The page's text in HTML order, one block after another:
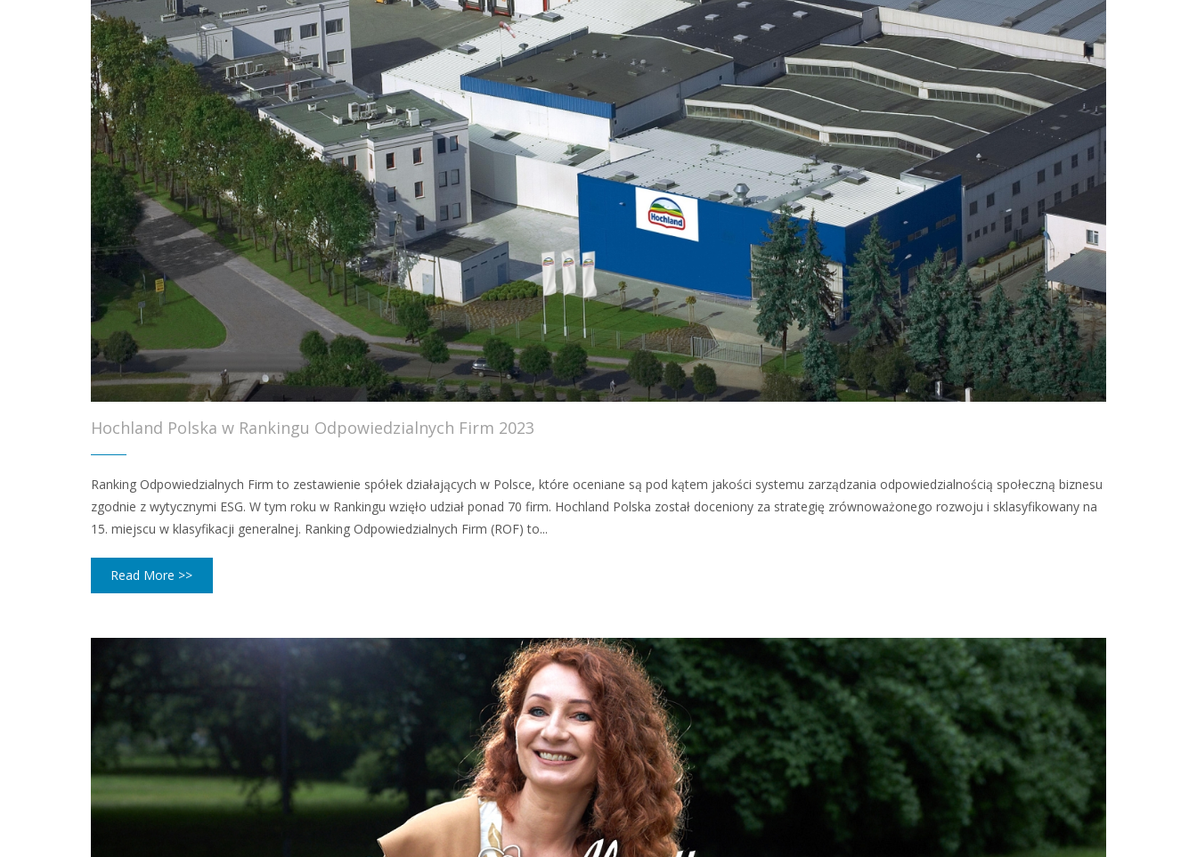
Hochland Polska w Rankingu Odpowiedzialnych Firm 2023
Ranking Odpowiedzialnych Firm to zestawienie spółek działających w Polsce, które oceniane są pod kątem jakości systemu zarządzania odpowiedzialnością społeczną biznesu
zgodnie z wytycznymi ESG. W tym roku w Rankingu wzięło udział ponad 70 firm. Hochland Polska został doceniony za strategię zrównoważonego rozwoju i sklasyfikowany na
15. miejscu w klasyfikacji generalnej. Ranking Odpowiedzialnych Firm (ROF) to...
Read More >>